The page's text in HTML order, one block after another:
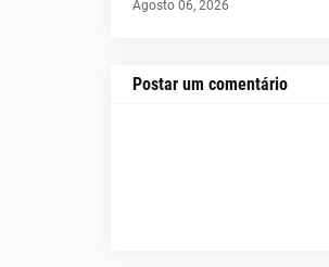
Agosto 06, 2026
Postar um comentário